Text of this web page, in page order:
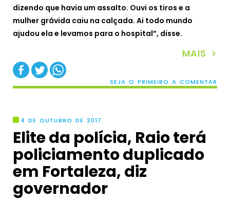
dizendo que havia um assalto. Ouvi os tiros e a
mulher grávida caiu na calçada. Ai todo mundo
ajudou ela e levamos para o hospital”, disse.
MAIS >
SEJA O PRIMEIRO A COMENTAR
4 DE OUTUBRO DE 2017
Elite da polícia, Raio terá
policiamento duplicado
em Fortaleza, diz
governador